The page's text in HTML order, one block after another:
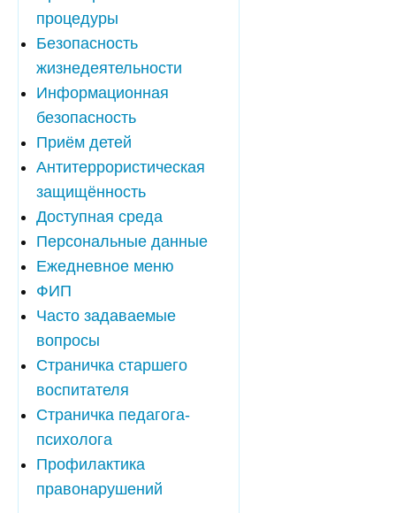
процедуры
Безопасность
жизнедеятельности
Информационная
безопасность
Приём детей
Антитеррористическая
защищённость
Доступная среда
Персональные данные
Ежедневное меню
ФИП
Часто задаваемые
вопросы
Страничка старшего
воспитателя
Страничка педагога-
психолога
Профилактика
правонарушений